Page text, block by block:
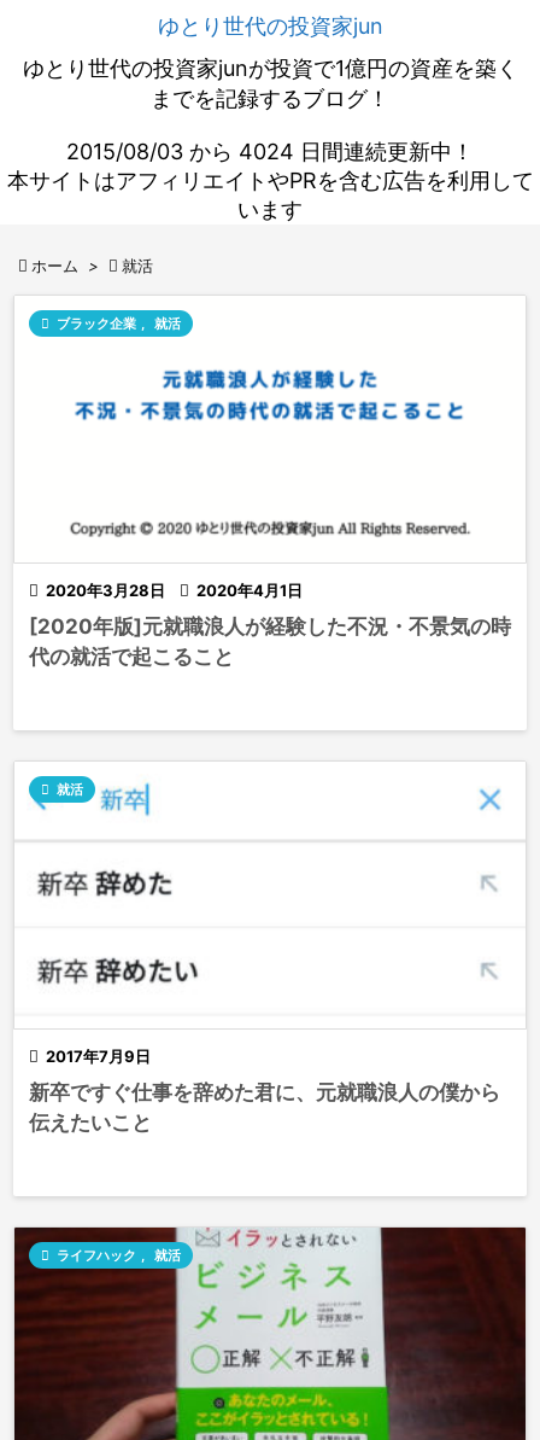
ゆとり世代の投資家jun
ゆとり世代の投資家junが投資で1億円の資産を築く
までを記録するブログ！
2015/08/03 から 4024 日間連続更新中！
本サイトはアフィリエイトやPRを含む広告を利用して
います
 ホーム >  就活
 2020年3月28日  2020年4月1日
 ブラック企業 , 就活
[2020年版]元就職浪人が経験した不況・不景気の時
代の就活で起こること
 2017年7月9日
 就活
新卒ですぐ仕事を辞めた君に、元就職浪人の僕から
伝えたいこと
 ライフハック 就活